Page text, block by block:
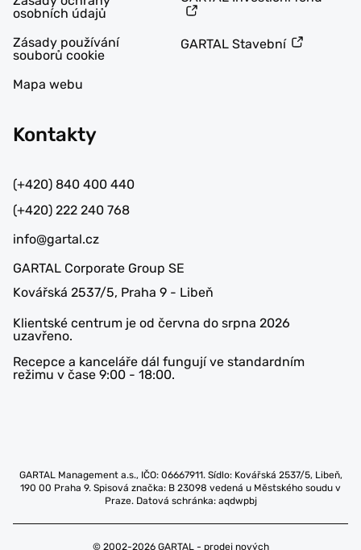
osobních údajů
Zásady používání
souborů cookie
Mapa webu
GARTAL Stavební
Kontakty
(+420) 840 400 440
(+420) 222 240 768
info@gartal.cz
GARTAL Corporate Group SE
Kovářská 2537/5, Praha 9 - Libeň
Klientské centrum je od června do srpna 2026
uzavřeno.
Recepce a kanceláře dál fungují ve standardním
režimu v čase 9:00 - 18:00.
GARTAL Management a.s., IČO: 06667911. Sídlo: Kovářská 2537/5, Libeň,
190 00 Praha 9. Spisová značka: B 23098 vedená u Městského soudu v
Praze. Datová schránka: aqdwpbj
© 2002-2026 GARTAL - prodej nových